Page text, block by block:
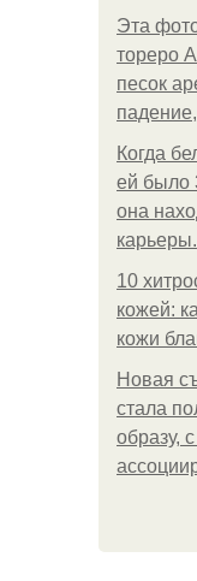
Эта
тореро
песок
Когда
ей было
она
карьеры.
10
кожей:
кожи
Новая
стала
образу,